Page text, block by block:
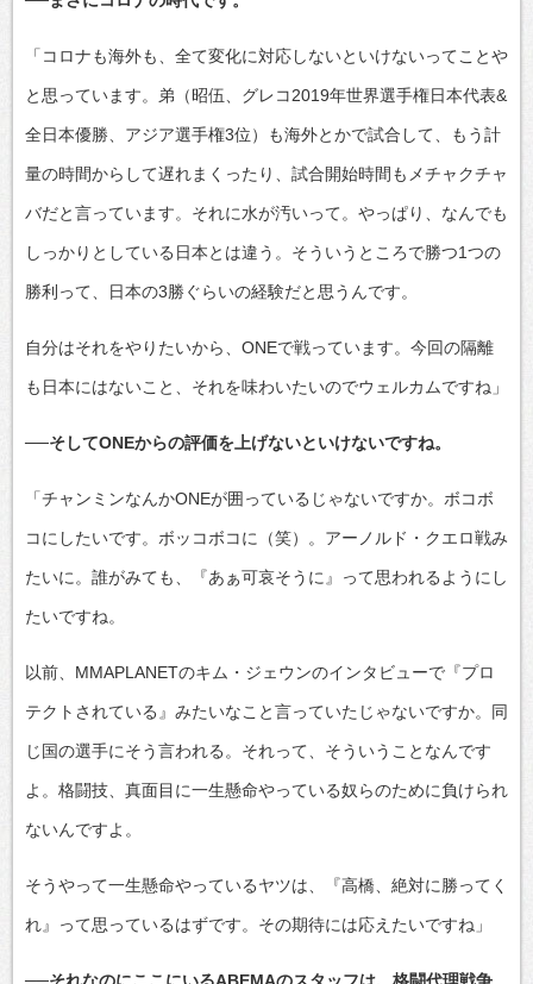
「コロナも海外も、全て変化に対応しないといけないってことや
と思っています。弟（昭伍、グレコ2019年世界選手権日本代表&
全日本優勝、アジア選手権3位）も海外とかで試合して、もう計
量の時間からして遅れまくったり、試合開始時間もメチャクチャ
バだと言っています。それに水が汚いって。やっぱり、なんでも
しっかりとしている日本とは違う。そういうところで勝つ1つの
勝利って、日本の3勝ぐらいの経験だと思うんです。
自分はそれをやりたいから、ONEで戦っています。今回の隔離
も日本にはないこと、それを味わいたいのでウェルカムですね」
──そしてONEからの評価を上げないといけないですね。
「チャンミンなんかONEが囲っているじゃないですか。ボコボ
コにしたいです。ボッコボコに（笑）。アーノルド・クエロ戦み
たいに。誰がみても、『あぁ可哀そうに』って思われるようにし
たいですね。
以前、MMAPLANETのキム・ジェウンのインタビューで『プロ
テクトされている』みたいなこと言っていたじゃないですか。同
じ国の選手にそう言われる。それって、そういうことなんです
よ。格闘技、真面目に一生懸命やっている奴らのために負けられ
ないんですよ。
そうやって一生懸命やっているヤツは、『高橋、絶対に勝ってく
れ』って思っているはずです。その期待には応えたいですね」
──それなのにここにいるABEMAのスタッフは、格闘代理戦争